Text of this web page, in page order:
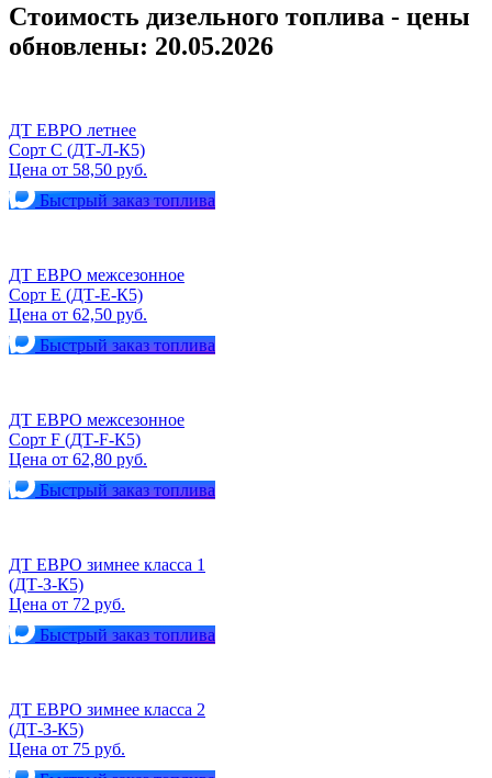
Стоимость дизельного топлива - цены
обновлены: 20.05.2026
ДТ ЕВРО летнее
Сорт С (ДТ-Л-К5)
Цена от 58,50 руб.
Быстрый заказ топлива
ДТ ЕВРО межсезонное
Сорт Е (ДТ-Е-К5)
Цена от 62,50 руб.
Быстрый заказ топлива
ДТ ЕВРО межсезонное
Сорт F (ДТ-F-К5)
Цена от 62,80 руб.
Быстрый заказ топлива
ДТ ЕВРО зимнее класса 1
(ДТ-З-К5)
Цена от 72 руб.
Быстрый заказ топлива
ДТ ЕВРО зимнее класса 2
(ДТ-З-К5)
Цена от 75 руб.